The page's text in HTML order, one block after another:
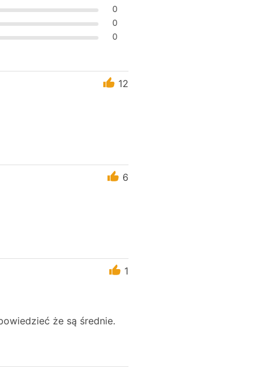
0
0
0
12
6
1
że są średnie.